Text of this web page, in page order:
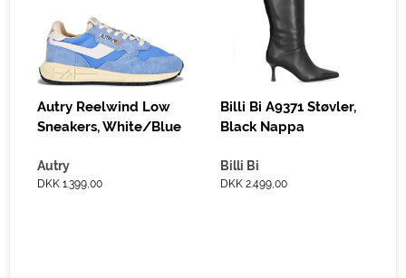
Autry Reelwind Low
Sneakers, White/Blue
Autry
DKK 1.399,00
Billi Bi A9371 Støvler,
Black Nappa
Billi Bi
DKK 2.499,00